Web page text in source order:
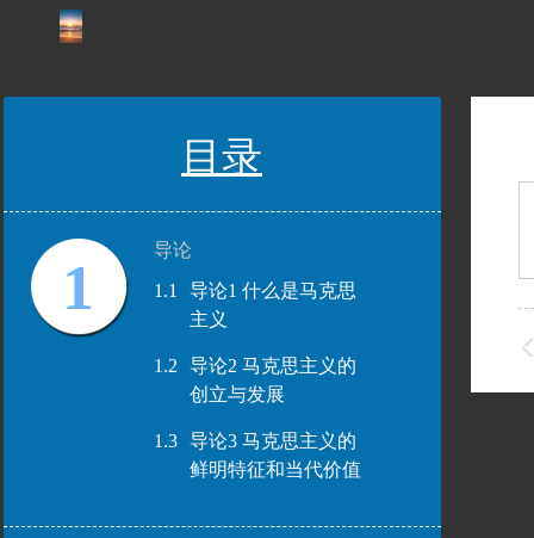
目录
1
导论
1.1
导论1 什么是马克思
主义
1.2
导论2 马克思主义的
创立与发展
1.3
导论3 马克思主义的
鲜明特征和当代价值